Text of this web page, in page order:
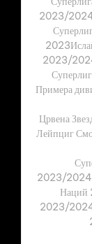
2023/
2023/
Примера
Црвена
Лейпциг
2023/
Наций
2023/